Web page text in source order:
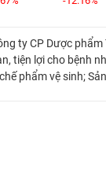
ty CP Dược
tiện lợi cho bệnh
phẩm vệ sinh;